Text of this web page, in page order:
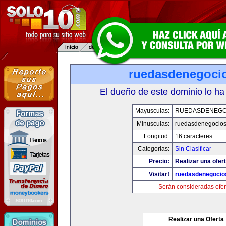
El dueño de este dominio lo
Mayusculas:
Minusculas:
Longitud:
16 caracteres
Categorias:
Sin Clasificar
Precio:
Realizar una
Visitar!
Serán consideradas
Realizar una Oferta